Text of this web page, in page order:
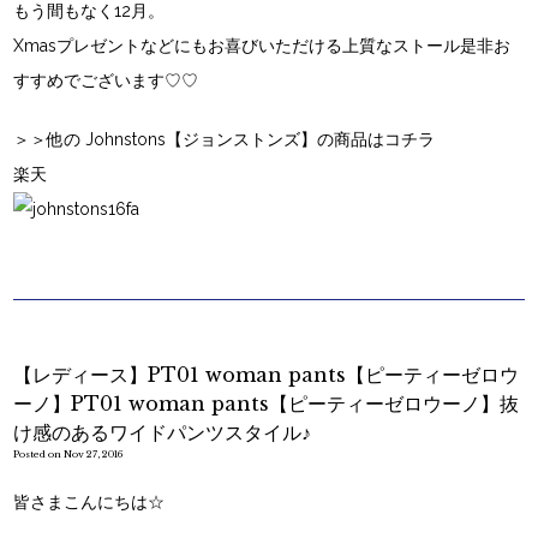
もう間もなく12月。
Xmasプレゼントなどにもお喜びいただける上質なストール是非お
すすめでございます♡♡
＞＞他の Johnstons【ジョンストンズ】の商品はコチラ
楽天
【レディース】PT01 woman pants【ピーティーゼロウ
ーノ】PT01 woman pants【ピーティーゼロウーノ】抜
け感のあるワイドパンツスタイル♪
Posted on Nov 27, 2016
皆さまこんにちは☆